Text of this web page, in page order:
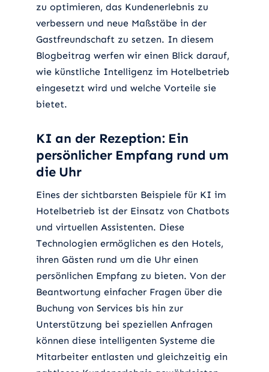
zu optimieren, das Kundenerlebnis zu
verbessern und neue Maßstäbe in der
Gastfreundschaft zu setzen. In diesem
Blogbeitrag werfen wir einen Blick darauf,
wie künstliche Intelligenz im Hotelbetrieb
eingesetzt wird und welche Vorteile sie
bietet.
KI an der Rezeption: Ein
persönlicher Empfang rund um
die Uhr
Eines der sichtbarsten Beispiele für KI im
Hotelbetrieb ist der Einsatz von Chatbots
und virtuellen Assistenten. Diese
Technologien ermöglichen es den Hotels,
ihren Gästen rund um die Uhr einen
persönlichen Empfang zu bieten. Von der
Beantwortung einfacher Fragen über die
Buchung von Services bis hin zur
Unterstützung bei speziellen Anfragen
können diese intelligenten Systeme die
Mitarbeiter entlasten und gleichzeitig ein